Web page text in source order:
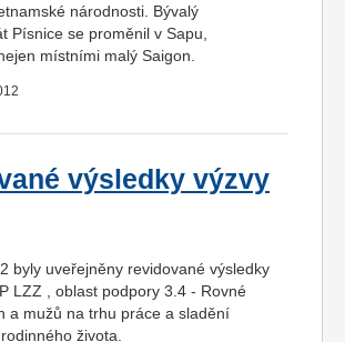
národnosti. Bývalý
Písnice se proměnil v Sapu,
místními malý Saigon.
výsledky výzvy
byly uveřejněny revidované výsledky
LZZ , oblast podpory 3.4 - Rovné
a mužů na trhu práce a sladění
života.